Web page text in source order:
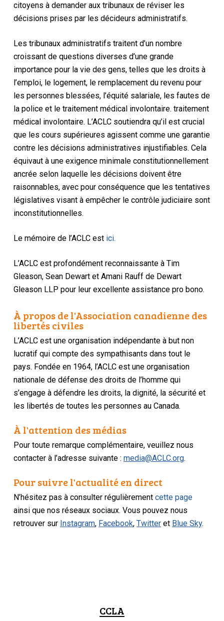
citoyens à demander aux tribunaux de réviser les
décisions prises par les décideurs administratifs.
Les tribunaux administratifs traitent d’un nombre
croissant de questions diverses d’une grande
importance pour la vie des gens, telles que les droits à
l’emploi, le logement, le remplacement du revenu pour
les personnes blessées, l’équité salariale, les fautes de
la police et le traitement médical involontaire. traitement
médical involontaire. L’ACLC soutiendra qu’il est crucial
que les cours supérieures agissent comme une garantie
contre les décisions administratives injustifiables. Cela
équivaut à une exigence minimale constitutionnellement
ancrée selon laquelle les décisions doivent être
raisonnables, avec pour conséquence que les tentatives
législatives visant à empêcher le contrôle judiciaire sont
inconstitutionnelles.
Le mémoire de l’ACLC est ici.
L’ACLC est profondément reconnaissante à Tim
Gleason, Sean Dewart et Amani Rauff de Dewart
Gleason LLP pour leur excellente assistance pro bono.
À propos de l'Association canadienne des
libertés civiles
L’ACLC est une organisation indépendante à but non
lucratif qui compte des sympathisants dans tout le
pays. Fondée en 1964, l’ACLC est une organisation
nationale de défense des droits de l’homme qui
s’engage à défendre les droits, la dignité, la sécurité et
les libertés de toutes les personnes au Canada.
À l'attention des médias
Pour toute remarque complémentaire, veuillez nous
contacter à l’adresse suivante :media@ACLC.org.
Pour suivre l'actualité en direct
N’hésitez pas à consulter régulièrementcette page
ainsi que nos réseaux sociaux. Vous pouvez nous
retrouver sur Instagram, Facebook,Twitter et Blue Sky.
CCLA